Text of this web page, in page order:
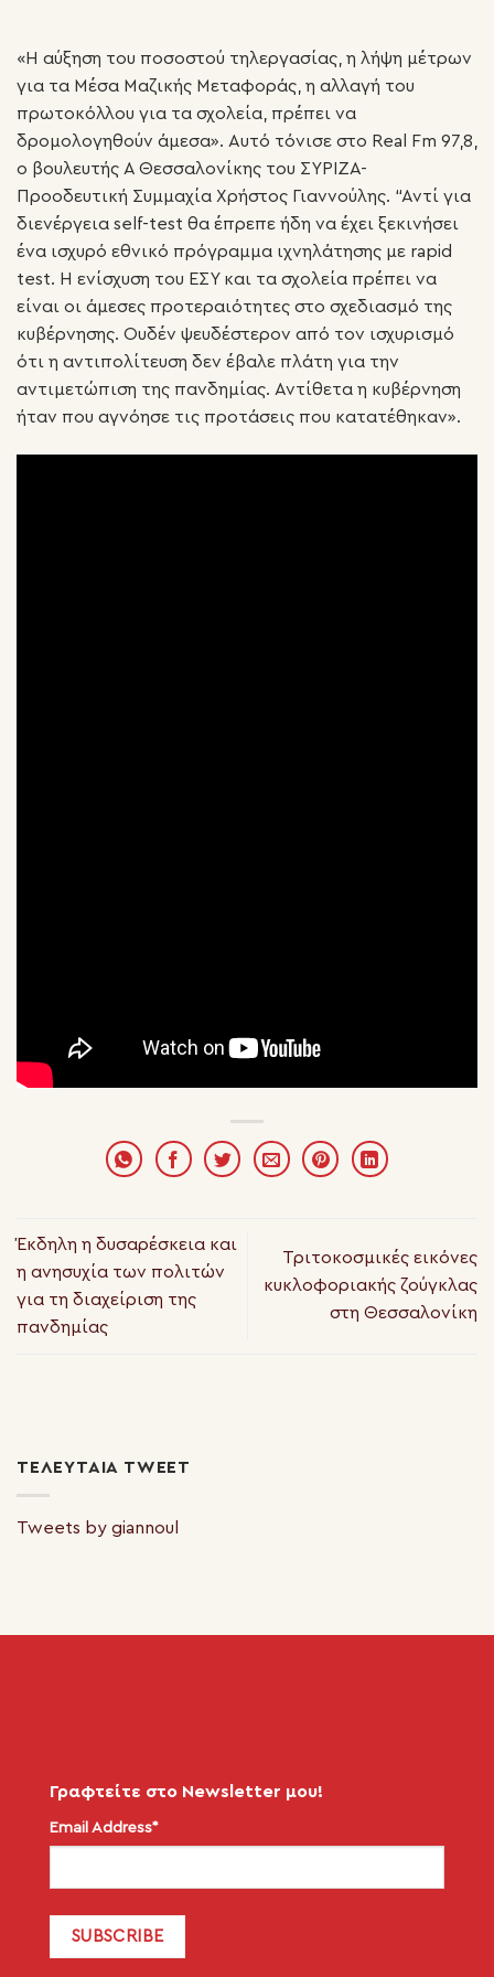
«Η αύξηση του ποσοστού τηλεργασίας, η λήψη μέτρων
για τα Μέσα Μαζικής Μεταφοράς, η αλλαγή του
πρωτοκόλλου για τα σχολεία, πρέπει να
δρομολογηθούν άμεσα». Αυτό τόνισε στο Real Fm 97,8,
ο βουλευτής Α Θεσσαλονίκης του ΣΥΡΙΖΑ-
Προοδευτική Συμμαχία Χρήστος Γιαννούλης. “Αντί για
διενέργεια self-test θα έπρεπε ήδη να έχει ξεκινήσει
ένα ισχυρό εθνικό πρόγραμμα ιχνηλάτησης με rapid
test. Η ενίσχυση του ΕΣΥ και τα σχολεία πρέπει να
είναι οι άμεσες προτεραιότητες στο σχεδιασμό της
κυβέρνησης. Ουδέν ψευδέστερον από τον ισχυρισμό
ότι η αντιπολίτευση δεν έβαλε πλάτη για την
αντιμετώπιση της πανδημίας. Αντίθετα η κυβέρνηση
ήταν που αγνόησε τις προτάσεις που κατατέθηκαν».
Έκδηλη η δυσαρέσκεια και
η ανησυχία των πολιτών
για τη διαχείριση της
πανδημίας
Τριτοκοσμικές εικόνες
κυκλοφοριακής ζούγκλας
στη Θεσσαλονίκη
ΤΕΛΕΥΤΑΊΑ TWEET
Tweets by giannoul
Γραφτείτε στο Newsletter μου!
Email Address*